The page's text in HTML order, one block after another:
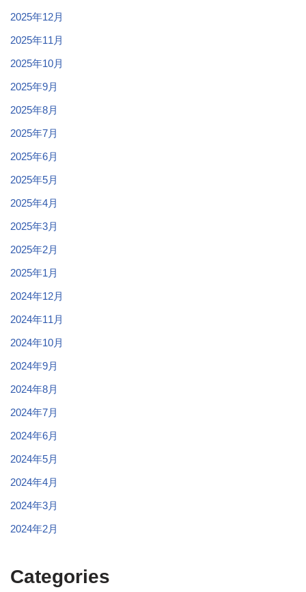
2025年12月
2025年11月
2025年10月
2025年9月
2025年8月
2025年7月
2025年6月
2025年5月
2025年4月
2025年3月
2025年2月
2025年1月
2024年12月
2024年11月
2024年10月
2024年9月
2024年8月
2024年7月
2024年6月
2024年5月
2024年4月
2024年3月
2024年2月
Categories